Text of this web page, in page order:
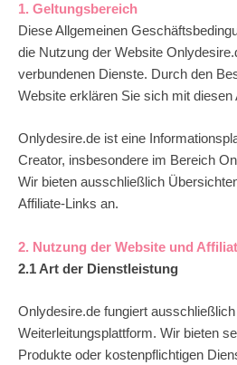
1. Geltungsbereich
Diese Allgemeinen
die Nutzung der Website
verbundenen Dienste. Durch den
Website erklären Sie sich mit diesen
Onlydesire.de ist eine
Creator, insbesondere im Bereich
Wir bieten ausschließlich
Affiliate-Links an.
2. Nutzung der Website und
2.1 Art der Dienstleistung
Onlydesire.de fungiert ausschließlich
Weiterleitungsplattform. Wir bieten
Produkte oder kostenpflichtigen